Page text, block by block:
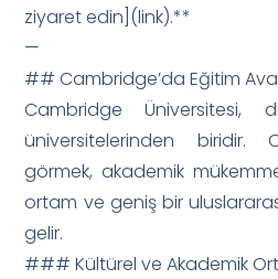
ziyaret edin](link).**
—
## Cambridge’da Eğitim
Cambridge Üniversitesi,
üniversitelerinden biridir.
görmek, akademik
ortam ve geniş bir
gelir.
### Kültürel ve Akademik